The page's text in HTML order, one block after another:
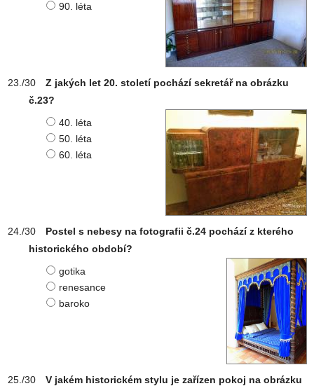
90. léta
Z jakých let 20. století pochází sekretář na obrázku
č.23?
40. léta
50. léta
60. léta
Postel s nebesy na fotografii č.24 pochází z kterého
historického období?
gotika
renesance
baroko
V jakém historickém stylu je zařízen pokoj na obrázku